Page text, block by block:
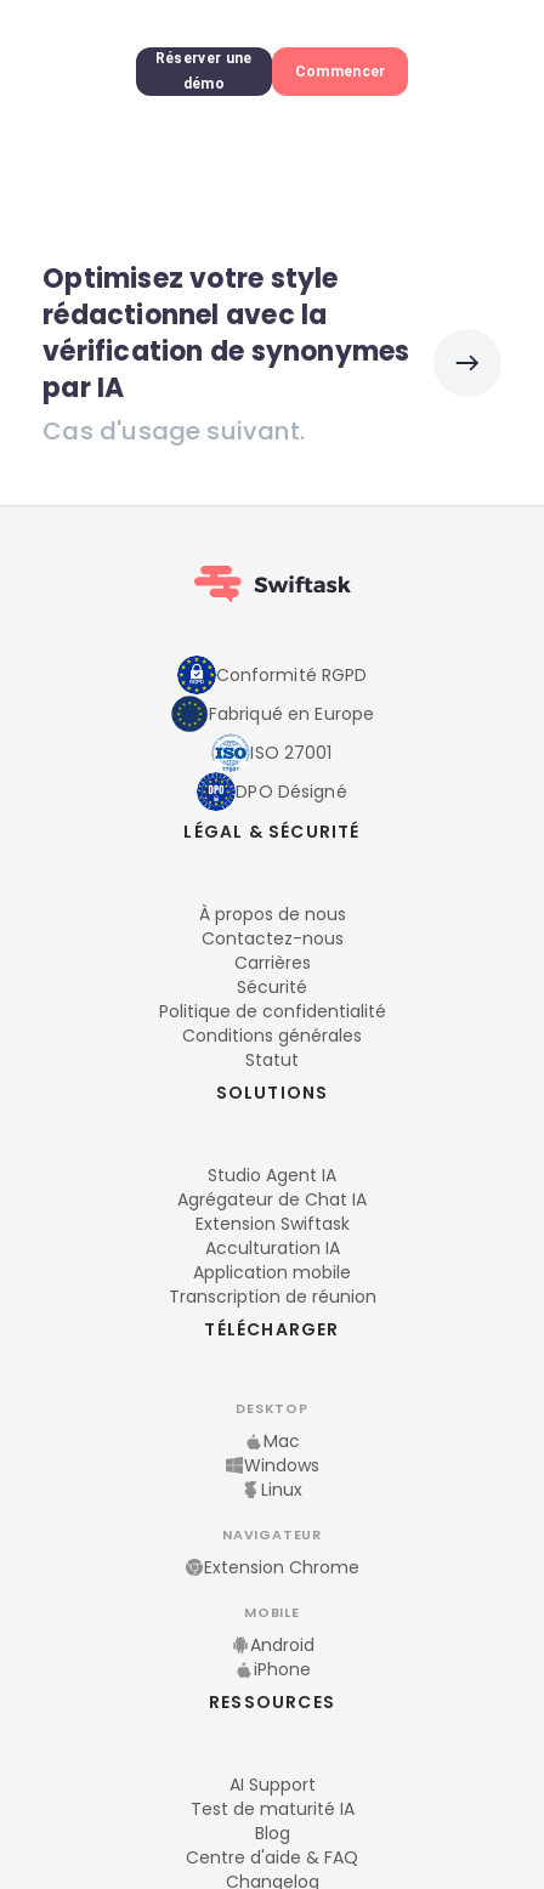
Réserver une
démo
Commencer
Optimisez votre style
rédactionnel avec la
vérification de synonymes
par IA
Cas d'usage suivant.
Conformité RGPD
Fabriqué en Europe
ISO 27001
DPO Désigné
LÉGAL & SÉCURITÉ
À propos de nous
Contactez-nous
Carrières
Sécurité
Politique de confidentialité
Conditions générales
Statut
SOLUTIONS
Studio Agent IA
Agrégateur de Chat IA
Extension Swiftask
Acculturation IA
Application mobile
Transcription de réunion
TÉLÉCHARGER
DESKTOP
Mac
Windows
Linux
NAVIGATEUR
Extension Chrome
MOBILE
Android
iPhone
RESSOURCES
AI Support
Test de maturité IA
Blog
Centre d'aide & FAQ
Changelog